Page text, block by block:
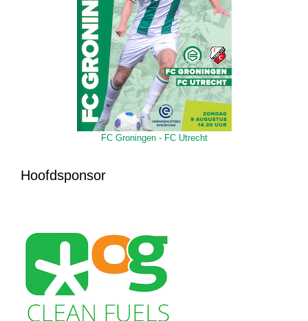
FC Groningen - FC Utrecht
Hoofdsponsor